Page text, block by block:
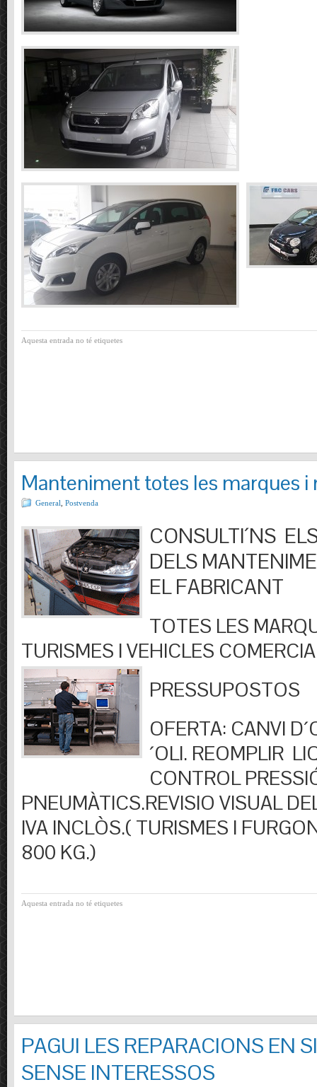
Aquesta entrada no té etiquetes
Manteniment totes les marques i
General Postvenda
CONSULTI´NS
DELS
EL FABRICANT
TOTES LES
TURISMES I VEHICLES
PRESSUPOSTOS
OFERTA: CANVI
´OLI. REOMPLIR
CONTROL
PNEUMÀTICS.REVISIO VISUAL
IVA INCLÒS.( TURISMES I
800 KG.)
Aquesta entrada no té etiquetes
PAGUI LES REPARACIONS EN
SENSE INTERESSOS